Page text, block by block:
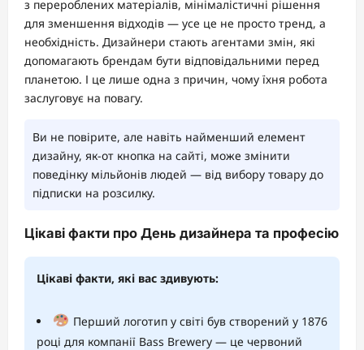
з перероблених матеріалів, мінімалістичні рішення
для зменшення відходів — усе це не просто тренд, а
необхідність. Дизайнери стають агентами змін, які
допомагають брендам бути відповідальними перед
планетою. І це лише одна з причин, чому їхня робота
заслуговує на повагу.
Ви не повірите, але навіть найменший елемент
дизайну, як-от кнопка на сайті, може змінити
поведінку мільйонів людей — від вибору товару до
підписки на розсилку.
Цікаві факти про День дизайнера та професію
Цікаві факти, які вас здивують:
Перший логотип у світі був створений у 1876
році для компанії Bass Brewery — це червоний